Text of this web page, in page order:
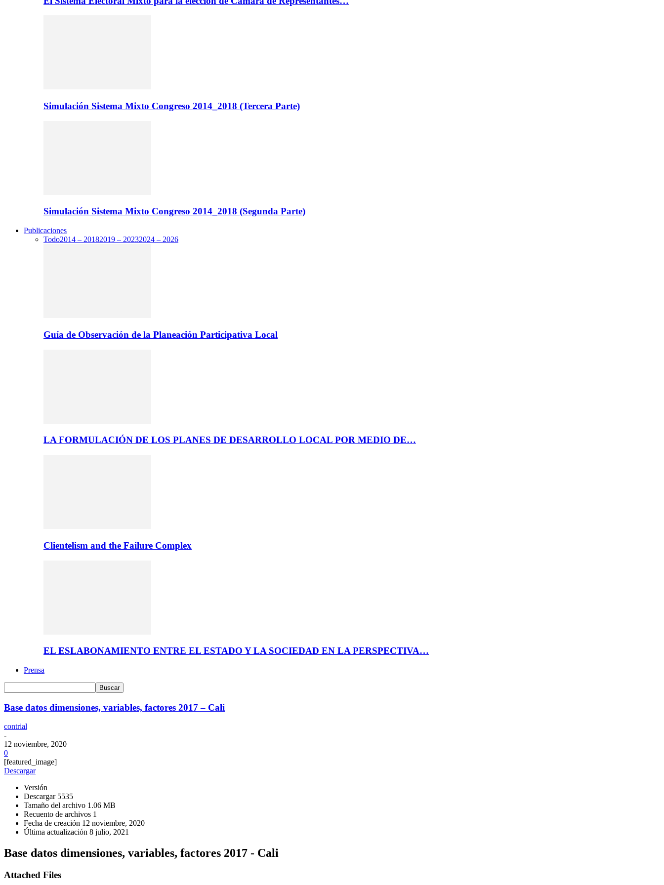
Simulación Sistema Mixto Congreso 2014_2018 (Tercera Parte)
Simulación Sistema Mixto Congreso 2014_2018 (Segunda Parte)
Publicaciones
Todo2014 – 20182019 – 20232024 – 2026
Guía de Observación de la Planeación Participativa Local
LA FORMULACIÓN DE LOS PLANES DE DESARROLLO LOCAL POR MEDIO DE…
Clientelism and the Failure Complex
EL ESLABONAMIENTO ENTRE EL ESTADO Y LA SOCIEDAD EN LA PERSPECTIVA…
Prensa
Base datos dimensiones, variables, factores 2017 – Cali
contrial
-
12 noviembre, 2020
0
[featured_image]
Descargar
Versión
Descargar 5535
Tamaño del archivo 1.06 MB
Recuento de archivos 1
Fecha de creación 12 noviembre, 2020
Última actualización 8 julio, 2021
Base datos dimensiones, variables, factores 2017 - Cali
Attached Files